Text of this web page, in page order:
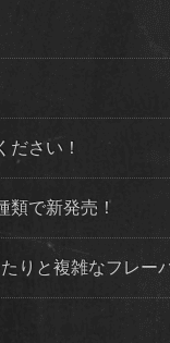
さい！
類で新発売！
りと複雑なフレーバ